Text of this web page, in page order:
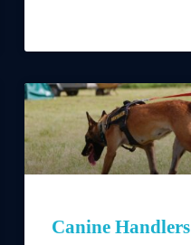
Canine Handlers